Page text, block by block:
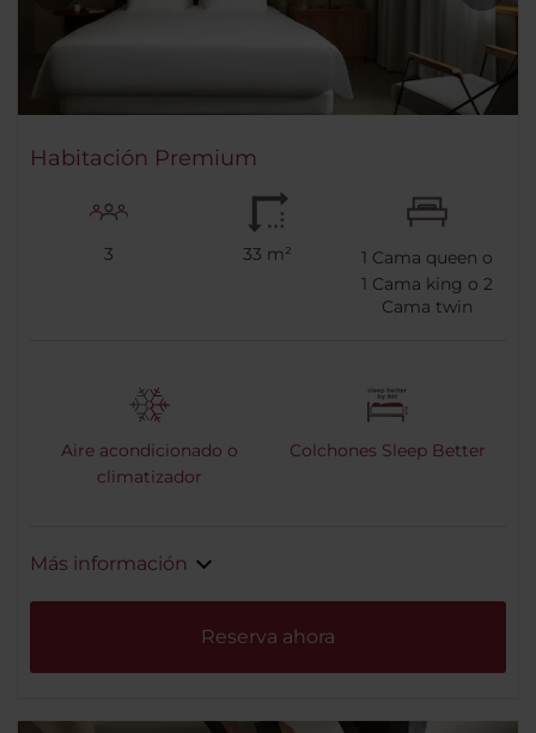
Habitación Premium
3 33 m² 1 Cama queen o
1 Cama king o 2
Cama twin
Aire acondicionado o
climatizador
Colchones Sleep Better
Más información
Reserva ahora